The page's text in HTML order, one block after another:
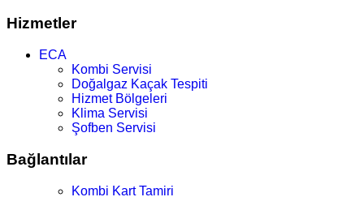
Hizmetler
ECA
Kombi Servisi
Doğalgaz Kaçak Tespiti
Hizmet Bölgeleri
Klima Servisi
Şofben Servisi
Bağlantılar
Kombi Kart Tamiri